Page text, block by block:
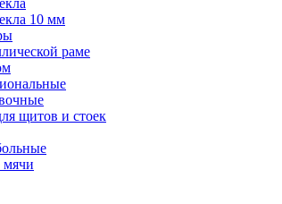
10 мм
раме
щитов и стоек
мячи